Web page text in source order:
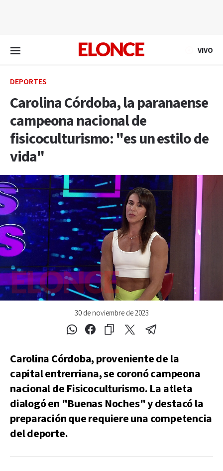
VIVO
DEPORTES
Carolina Córdoba, la paranaense
campeona nacional de
fisicoculturismo: "es un estilo de
vida"
30 de noviembre de 2023
Carolina Córdoba, proveniente de la
capital entrerriana, se coronó campeona
nacional de Fisicoculturismo. La atleta
dialogó en "Buenas Noches" y destacó la
preparación que requiere una competencia
del deporte.